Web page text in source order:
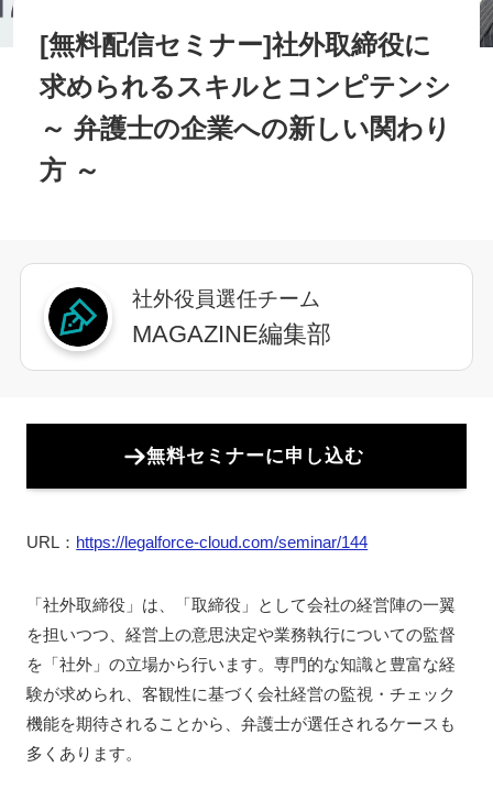
[無料配信セミナー]社外取締役に
求められるスキルとコンピテンシ
～ 弁護士の企業への新しい関わり
方 ～
社外役員選任チーム
MAGAZINE編集部
無料セミナーに申し込む
URL： https://legalforce-cloud.com/seminar/144
「社外取締役」は、「取締役」として会社の経営陣の一翼
を担いつつ、経営上の意思決定や業務執行についての監督
を「社外」の立場から行います。専門的な知識と豊富な経
験が求められ、客観性に基づく会社経営の監視・チェック
機能を期待されることから、弁護士が選任されるケースも
多くあります。